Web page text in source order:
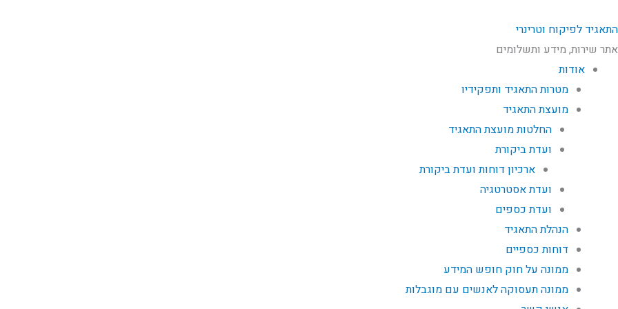
התאגיד לפיקוח וטרינרי
אתר שירות, מידע ותשלומים
אודות
מטרות התאגיד ותפקידיו
מועצת התאגיד
החלטות מועצת התאגיד
ועדת ביקורת
ארכיון דוחות ועדת ביקורת
ועדת אסטרטגיה
ועדת כספים
הנהלת התאגיד
דוחות כספיים
ממונה על חוק חופש המידע
ממונה תעסוקה לאנשים עם מוגבלות